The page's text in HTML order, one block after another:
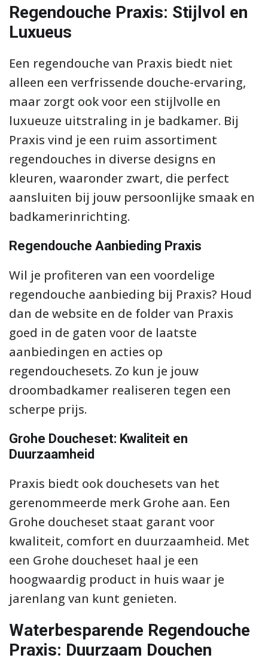
Regendouche Praxis: Stijlvol en
Luxueus
Een regendouche van Praxis biedt niet
alleen een verfrissende douche-ervaring,
maar zorgt ook voor een stijlvolle en
luxueuze uitstraling in je badkamer. Bij
Praxis vind je een ruim assortiment
regendouches in diverse designs en
kleuren, waaronder zwart, die perfect
aansluiten bij jouw persoonlijke smaak en
badkamerinrichting.
Regendouche Aanbieding Praxis
Wil je profiteren van een voordelige
regendouche aanbieding bij Praxis? Houd
dan de website en de folder van Praxis
goed in de gaten voor de laatste
aanbiedingen en acties op
regendouchesets. Zo kun je jouw
droombadkamer realiseren tegen een
scherpe prijs.
Grohe Doucheset: Kwaliteit en
Duurzaamheid
Praxis biedt ook douchesets van het
gerenommeerde merk Grohe aan. Een
Grohe doucheset staat garant voor
kwaliteit, comfort en duurzaamheid. Met
een Grohe doucheset haal je een
hoogwaardig product in huis waar je
jarenlang van kunt genieten.
Waterbesparende Regendouche
Praxis: Duurzaam Douchen